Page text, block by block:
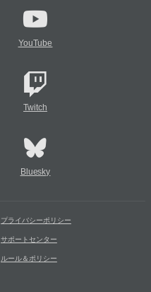
YouTube
Twitch
Bluesky
プライバシーポリシー
サポートセンター
ルール＆ポリシー